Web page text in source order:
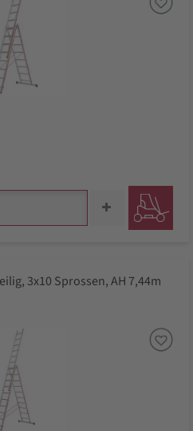
3x10 Sprossen, AH 7,44m